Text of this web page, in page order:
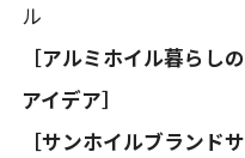
ル
［アルミホイル暮らしの
アイデア］
［サンホイルブランドサ